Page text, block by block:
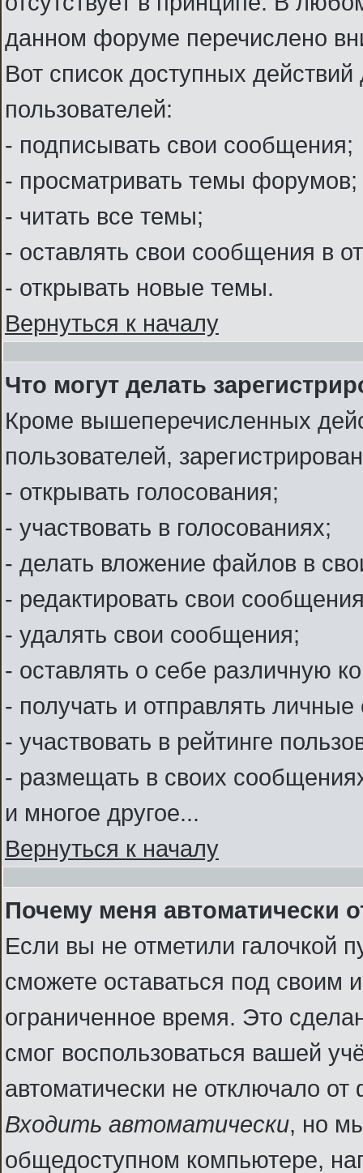
данном форуме перечислено
Вот список доступных
пользователей:
- подписывать свои сообщения;
- просматривать темы форумов;
- читать все темы;
- оставлять свои сообщения в
- открывать новые темы.
Вернуться к началу
Что могут делать
Кроме вышеперечисленных
пользователей,
- открывать голосования;
- участвовать в голосованиях;
- делать вложение файлов в
- редактировать свои
- удалять свои сообщения;
- оставлять о себе различную
- получать и отправлять
- участвовать в рейтинге
- размещать в своих
и многое другое...
Вернуться к началу
Почему меня автоматически
Если вы не отметили галочкой
сможете оставаться под своим
ограниченное время. Это
смог воспользоваться вашей
автоматически не отключало
Входить автоматически, но
общедоступном компьютере,